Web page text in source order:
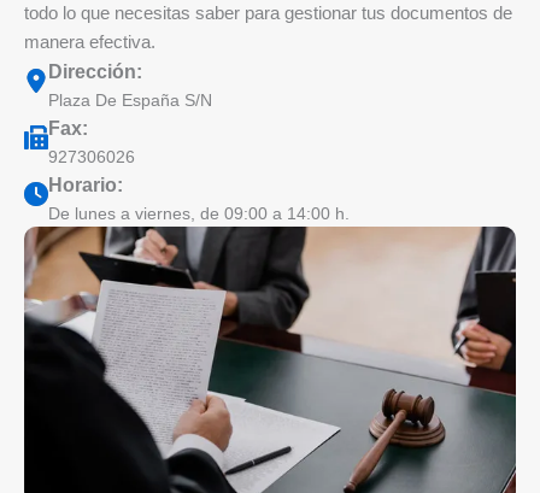
todo lo que necesitas saber para gestionar tus documentos de
manera efectiva.
Dirección:
Plaza De España S/N
Fax:
927306026
Horario:
De lunes a viernes, de 09:00 a 14:00 h.